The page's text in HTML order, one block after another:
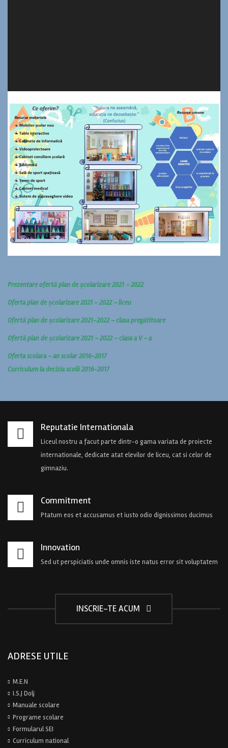
Prezentare ofertă plan de școlarizare 2021 – 2022
Oferta plan de școlarizare 2021 – 2022 – liceu
Ofertă plan de școlarizare 2021-2022 – clasa pregătitoare
Ofertă plan de școlarizare 2021 – 2022 – clasa a V – a
Oferta scolara – an scolar 2016-2017
Curriculum la decizia scolii 2016-2017
Reputatie Internationala
Liceul nostru a facut parte dintr-o gama variata de proiecte
internationale, dedicate atat elevilor de liceu, cat si celor de
gimnaziu.
Commitment
Ptatum eos et accusamus et iusto odio dignissimos ducimus
Innovation
Sed ut perspiciatis unde omnis iste natus error sit voluptatem
INSCRIE-TE ACUM
ADRESE UTILE
M.E.N
I.S.J Dolj
Manuale scolare
Programe scolare
Formularul SEI
Curriculum national